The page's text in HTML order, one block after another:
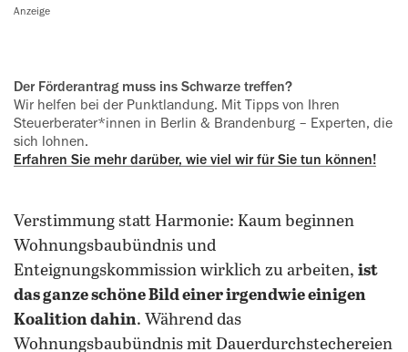
Anzeige
Der Förderantrag muss ins Schwarze treffen?
Wir helfen bei der Punktlandung. Mit Tipps von Ihren
Steuerberater*innen in Berlin & Brandenburg – Experten, die
sich lohnen.
Erfahren Sie mehr darüber, wie viel wir für Sie tun können!
Verstimmung statt Harmonie: Kaum beginnen
Wohnungsbaubündnis und
Enteignungskommission wirklich zu arbeiten, ist
das ganze schöne Bild einer irgendwie einigen
Koalition dahin. Während das
Wohnungsbaubündnis mit Dauerdurchstechereien